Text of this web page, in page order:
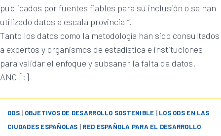
publicados por fuentes fiables para su inclusión o se han
utilizado datos a escala provincial”.
Tanto los datos como la metodología han sido consultados
a expertos y organismos de estadística e instituciones
para validar el enfoque y subsanar la falta de datos.
ANCI[:]
ODS| OBJETIVOS DE DESARROLLO SOSTENIBLE | LOS ODS EN LAS
CIUDADES ESPAÑOLAS | RED ESPAÑOLA PARA EL DESARROLLO